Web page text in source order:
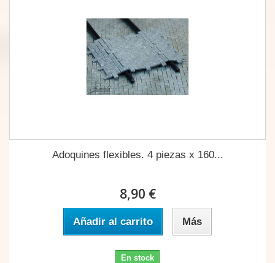
Adoquines flexibles. 4 piezas x 160...
8,90 €
Añadir al carrito Más
En stock